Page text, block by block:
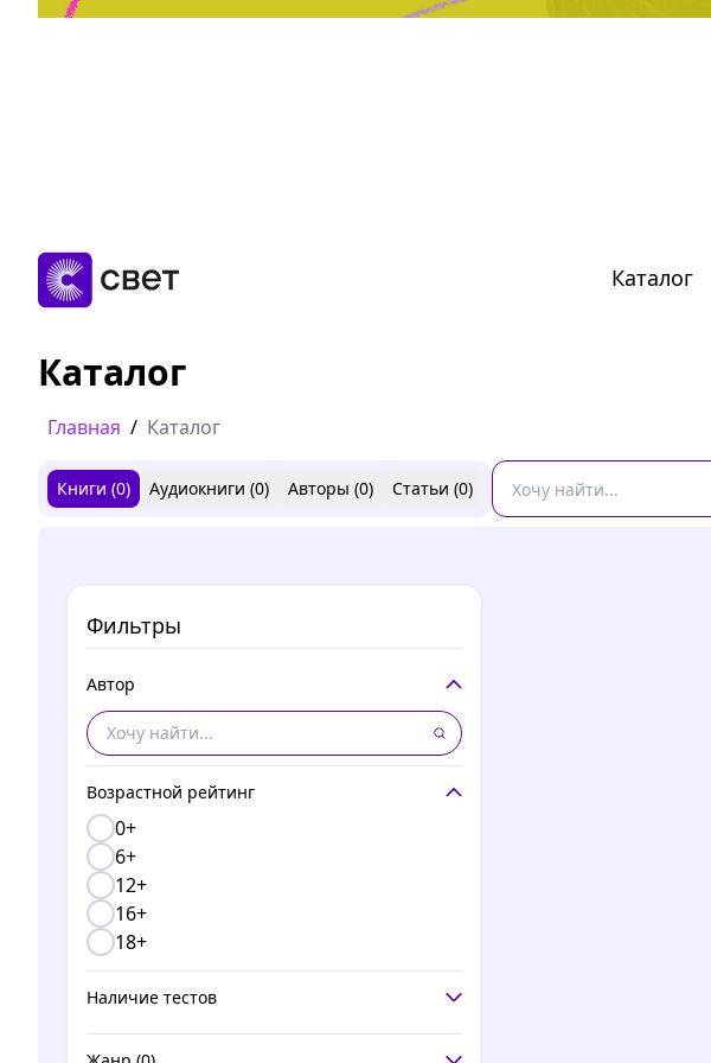
Дружба, любовь, взросление
Каталог
Каталог
Главная / Каталог
Книги (0) Аудиокниги (0) Авторы (0) Статьи (0)
Фильтры
Автор
Возрастной рейтинг
0+
6+
12+
16+
18+
Наличие тестов